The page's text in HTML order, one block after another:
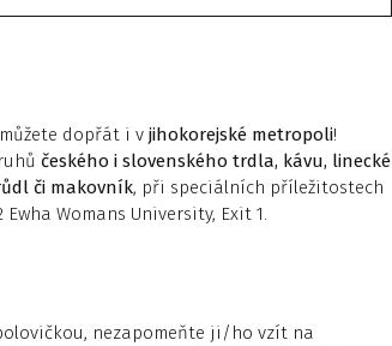
dopřát i v jihokorejské metropoli!
českého i slovenského trdla, kávu, linecké
či makovník, při speciálních příležitostech
Womans University, Exit 1.
nezapomeňte ji/ho vzít na